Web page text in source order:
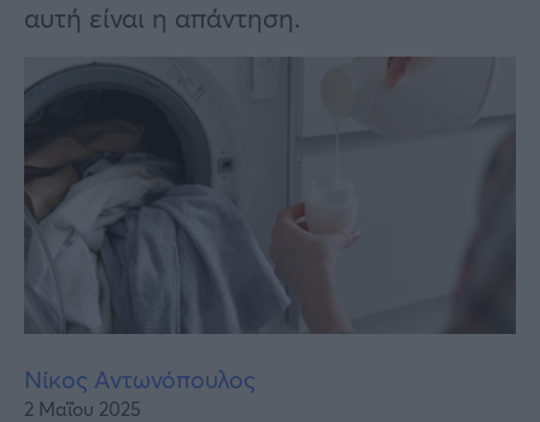
Γυναίκα
Καιρός
αυτή είναι η απάντηση.
Νίκος Αντωνόπουλος
2 Μαΐου 2025